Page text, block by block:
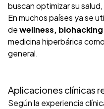
buscan optimizar su
En muchos países ya se
dewellness,
medicina hiperbárica
general.
Aplicaciones clínicas
Según la experiencia